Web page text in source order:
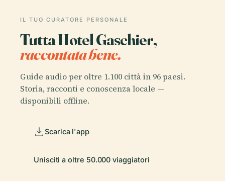
IL TUO CURATORE PERSONALE
Tutta Hotel Gaschier,
raccontata bene.
Guide audio per oltre 1.100 città in 96 paesi.
Storia, racconti e conoscenza locale —
disponibili offline.
Scarica l'app
Unisciti a oltre 50.000 viaggiatori